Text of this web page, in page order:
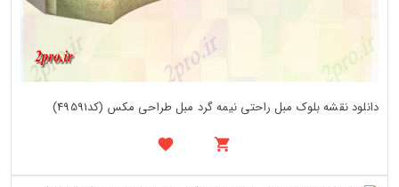
دانلود نقشه بلوک مبل راحتی نیمه گرد مبل طراحی مکس (کد49591)